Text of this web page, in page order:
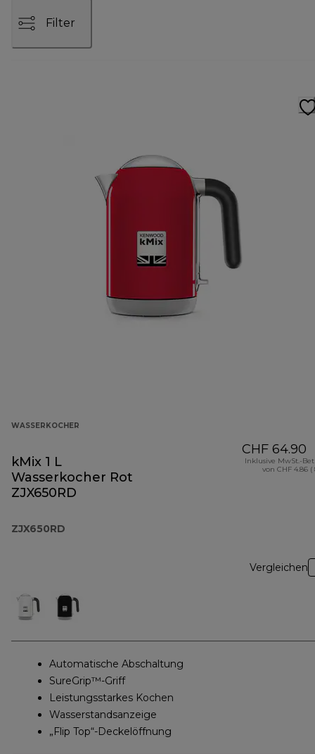
Filter
WASSERKOCHER
kMix 1 L
Wasserkocher Rot
ZJX650RD
ZJX650RD
CHF 64.90
Inklusive MwSt.-
von CHF 4.86 (
Vergleichen
Automatische Abschaltung
SureGrip™-Griff
Leistungsstarkes Kochen
Wasserstandsanzeige
„Flip Top“-Deckelöffnung